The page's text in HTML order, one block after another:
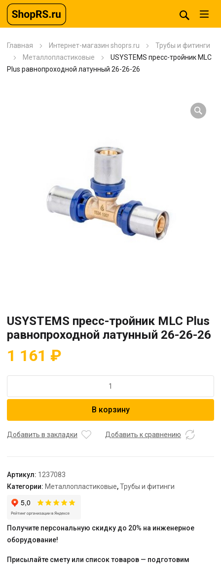
Главная Интернет-магазин shoprs.ru
Трубы и фитинги
Металлопластиковые
USYSTEMS пресс-тройник MLC
Plus равнопроходной латунный 26-26-26
USYSTEMS пресс-тройник MLC Plus
равнопроходной латунный 26-26-26
1 161 ₽
USYSTEMS
MLC
26-
26-
26
В корзину
Добавить в закладки Добавить к сравнению
Артикул: 1237083
Категории: Металлопластиковые,Трубы и фитинги
Получите персональную скидку до 20% на инженерное
оборудование!
Присылайте смету или список товаров — подготовим